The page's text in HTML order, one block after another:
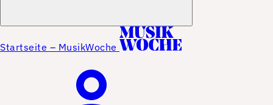
Startseite – MusikWoche